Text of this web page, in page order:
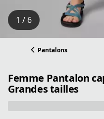
1 / 6
Pantalons
Femme Pantalon
Grandes tailles